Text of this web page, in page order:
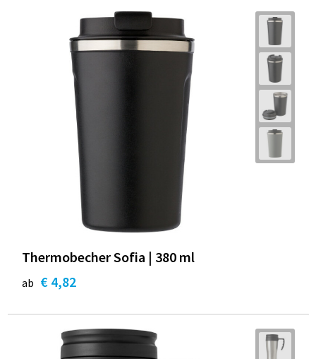
Thermobecher Sofia | 380 ml
ab € 4,82